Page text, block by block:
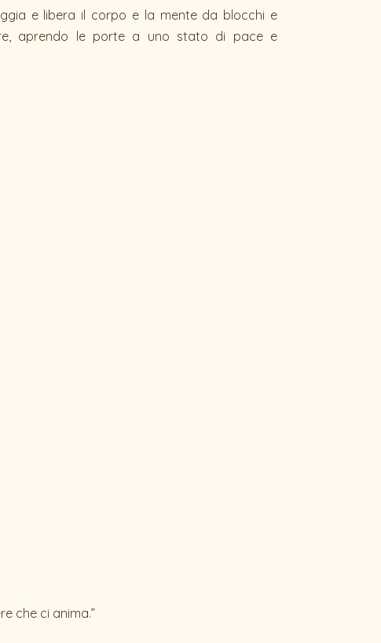
e libera il corpo e la mente da blocchi e
aprendo le porte a uno stato di pace e
che ci anima.”